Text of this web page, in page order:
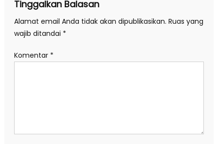
Tinggalkan Balasan
Alamat email Anda tidak akan dipublikasikan. Ruas yang
wajib ditandai *
Komentar *